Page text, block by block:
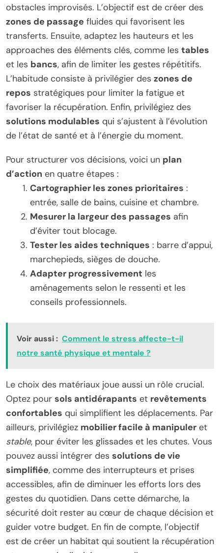
obstacles improvisés. L’objectif est de créer des
zones de passage fluides qui favorisent les
transferts. Ensuite, adaptez les hauteurs et les
approaches des éléments clés, comme les tables
et les bancs, afin de limiter les gestes répétitifs.
L’habitude consiste à privilégier des zones de
repos stratégiques pour limiter la fatigue et
favoriser la récupération. Enfin, privilégiez des
solutions modulables qui s’ajustent à l’évolution
de l’état de santé et à l’énergie du moment.
Pour structurer vos décisions, voici un plan
d’action en quatre étapes :
Cartographier les zones prioritaires :
entrée, salle de bains, cuisine et chambre.
Mesurer la largeur des passages afin
d’éviter tout blocage.
Tester les aides techniques : barre d’appui,
marchepieds, sièges de douche.
Adapter progressivement les
aménagements selon le ressenti et les
conseils professionnels.
Voir aussi : Comment le stress affecte-t-il
notre santé physique et mentale ?
Le choix des matériaux joue aussi un rôle crucial.
Optez pour sols antidérapants et revêtements
confortables qui simplifient les déplacements. Par
ailleurs, privilégiez mobilier facile à manipuler et
stable, pour éviter les glissades et les chutes. Vous
pouvez aussi intégrer des solutions de vie
simplifiée, comme des interrupteurs et prises
accessibles, afin de diminuer les efforts lors des
gestes du quotidien. Dans cette démarche, la
sécurité doit rester au cœur de chaque décision et
guider votre budget. En fin de compte, l’objectif
est de créer un habitat qui soutient la récupération